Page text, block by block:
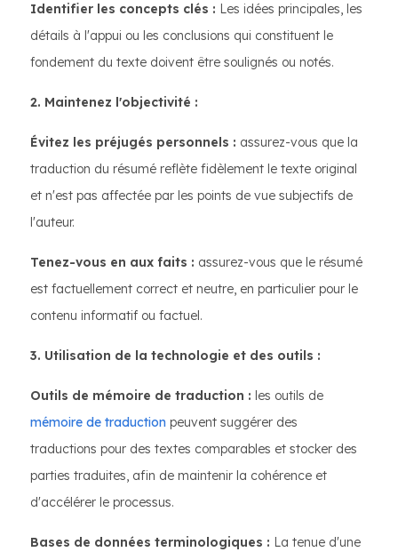
Identifier les concepts clés : Les idées principales, les
détails à l'appui ou les conclusions qui constituent le
fondement du texte doivent être soulignés ou notés.
2. Maintenez l'objectivité :
Évitez les préjugés personnels : assurez-vous que la
traduction du résumé reflète fidèlement le texte original
et n'est pas affectée par les points de vue subjectifs de
l'auteur.
Tenez-vous en aux faits : assurez-vous que le résumé
est factuellement correct et neutre, en particulier pour le
contenu informatif ou factuel.
3. Utilisation de la technologie et des outils :
Outils de mémoire de traduction : les outils de
mémoire de traduction peuvent suggérer des
traductions pour des textes comparables et stocker des
parties traduites, afin de maintenir la cohérence et
d'accélérer le processus.
Bases de données terminologiques : La tenue d'une